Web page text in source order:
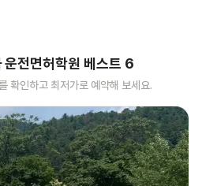
운전면허학원 베스트 6
확인하고 최저가로 예약해 보세요.